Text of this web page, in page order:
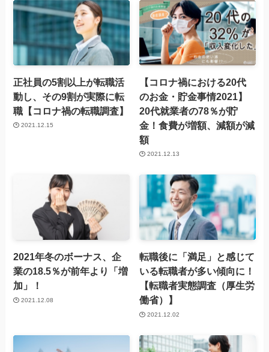
正社員の5割以上が転職活
動し、その9割が実際に転
職【コロナ禍の転職調査】
2021.12.15
【コロナ禍における20代
のお金・貯金事情2021】
20代就業者の78％が貯
金！食費が増額、減額が減
額
2021.12.13
2021年冬のボーナス、企
業の18.5％が前年より「増
加」！
2021.12.08
転職後に「満足」と感じて
いる転職者が多い傾向に！
【転職者実態調査（厚生労
働省）】
2021.12.02